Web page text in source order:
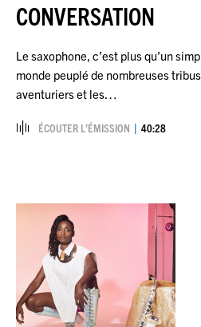
CONVERSATION
Le saxophone, c’est plus qu’un
monde peuplé de nombreuses
aventuriers et les…
ÉCOUTER L’ÉMISSION 40:28